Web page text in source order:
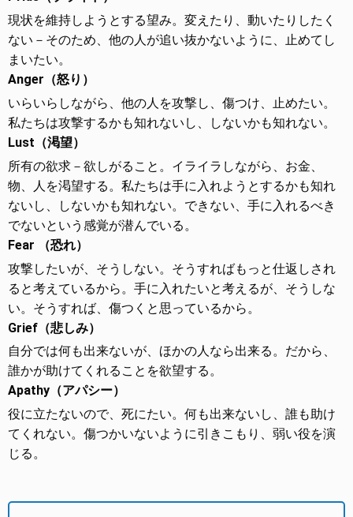
現状を維持しようとする望み。変えたり、動いたりしたく
ない－そのため、他の人が追い抜かないように、止めてし
まいたい。
Anger（怒り）
いらいらしながら、他の人を攻撃し、傷つけ、止めたい。
私たちは攻撃するかも知れないし、しないかも知れない。
Lust（渇望）
所有の欲求－欲しがること。イライラしながら、お金、
物、人を渇望する。私たちは手に入れようとするかも知れ
ないし、しないかも知れない。できない、手に入れるべき
でないという感覚が潜んでいる。
Fear （恐れ）
攻撃したいが、そうしない。そうすればもっと仕返しされ
ると考えているから。手に入れたいと考えるが、そうしな
い。そうすれば、傷つくと思っているから。
Grief（悲しみ）
自分では何も出来ないが、ほかの人なら出来る。だから、
誰かが助けてくれることを欲望する。
Apathy（アパシー）
役に立たないので、死にたい。何も出来ないし、誰も助け
てくれない。傷つかいないように引きこもり、弱い役を演
じる。